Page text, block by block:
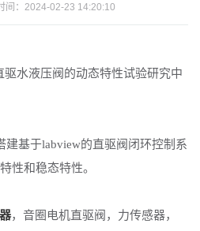
间：2024-02-23 14:20:10
驱水液压阀的动态特性试验研究中
建基于labview的直驱阀闭环控制系
性和稳态特性。
，音圈电机直驱阀，力传感器，